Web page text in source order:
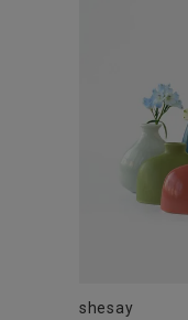
ファッション雑貨
shesay